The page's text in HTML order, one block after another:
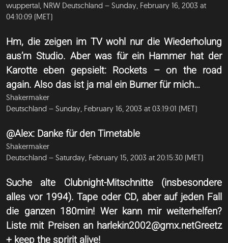
wuppertal, NRW Deutschland – Sunday, February 16, 2003 at
04:10:09 (MET)
Hm, die zeigen im TV wohl nur die Wiederholung
aus’m Studio. Aber was für ein Hammer hat der
Karotte eben gepsielt: Rockets – on the road
again. Also das ist ja mal ein Burner für mich…
Shakermaker
Deutschland – Sunday, February 16, 2003 at 03:19:01 (MET)
@Alex: Danke für den Timetable
Shakermaker
Deutschland – Saturday, February 15, 2003 at 20:15:30 (MET)
Suche alte Clubnight-Mitschnitte (insbesondere
alles vor 1994). Tape oder CD, aber auf jeden Fall
die ganzen 180min! Wer kann mir weiterhelfen?
Liste mit Preisen an harlekin2002@gmx.netGreetz
+ keep the spririt alive!